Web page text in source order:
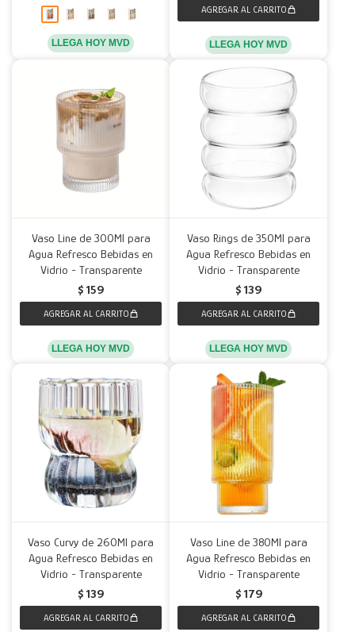
LLEGA HOY MVD LLEGA HOY MVD
Vaso Line de 300Ml para
Agua Refresco Bebidas en
Vidrio - Transparente
$ 159
LLEGA HOY MVD
Vaso Rings de 350Ml para
Agua Refresco Bebidas en
Vidrio - Transparente
$ 139
LLEGA HOY MVD
Vaso Curvy de 260Ml para
Agua Refresco Bebidas en
Vidrio - Transparente
$ 139
Vaso Line de 380Ml para
Agua Refresco Bebidas en
Vidrio - Transparente
$ 179